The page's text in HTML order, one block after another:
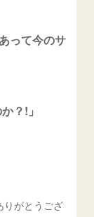
って今のサ
？!」
りがとうござ